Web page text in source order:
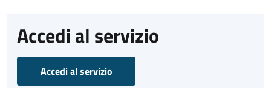
Accedi al servizio
Accedi al servizio